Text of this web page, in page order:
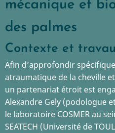
mécanique et
des palmes
Contexte et
Afin d’approfondir
atraumatique de la cheville
un partenariat étroit est
Alexandre Gely (podologue
le laboratoire COSMER au
SEATECH (Université de